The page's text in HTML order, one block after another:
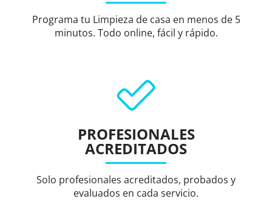
Programa tu Limpieza de casa en menos de 5
minutos. Todo online, fácil y rápido.
PROFESIONALES
ACREDITADOS
Solo profesionales acreditados, probados y
evaluados en cada servicio.